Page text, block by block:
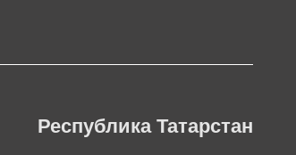
Республика Татарстан